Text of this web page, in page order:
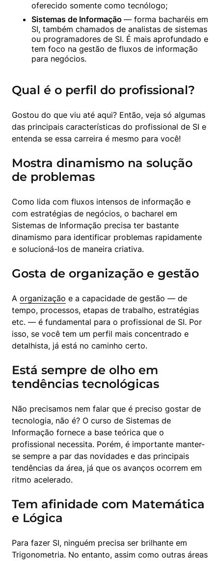
oferecido somente como tecnólogo;
Sistemas de Informação — forma bacharéis em
SI, também chamados de analistas de sistemas
ou programadores de SI. É mais aprofundado e
tem foco na gestão de fluxos de informação
para negócios.
Qual é o perfil do profissional?
Gostou do que viu até aqui? Então, veja só algumas
das principais características do profissional de SI e
entenda se essa carreira é mesmo para você!
Mostra dinamismo na solução
de problemas
Como lida com fluxos intensos de informação e
com estratégias de negócios, o bacharel em
Sistemas de Informação precisa ter bastante
dinamismo para identificar problemas rapidamente
e solucioná-los de maneira criativa.
Gosta de organização e gestão
A organização e a capacidade de gestão — de
tempo, processos, etapas de trabalho, estratégias
etc. — é fundamental para o profissional de SI. Por
isso, se você tem um perfil mais concentrado e
detalhista, já está no caminho certo.
Está sempre de olho em
tendências tecnológicas
Não precisamos nem falar que é preciso gostar de
tecnologia, não é? O curso de Sistemas de
Informação fornece a base teórica que o
profissional necessita. Porém, é importante manter-
se sempre a par das novidades e das principais
tendências da área, já que os avanços ocorrem em
ritmo acelerado.
Tem afinidade com Matemática
e Lógica
Para fazer SI, ninguém precisa ser brilhante em
Trigonometria. No entanto, assim como outras áreas